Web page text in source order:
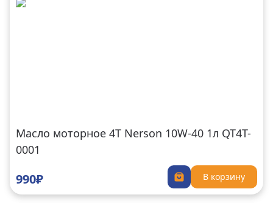
Масло моторное 4T Nerson 10W-40 1л QT4T-
0001
990₽ В корзину